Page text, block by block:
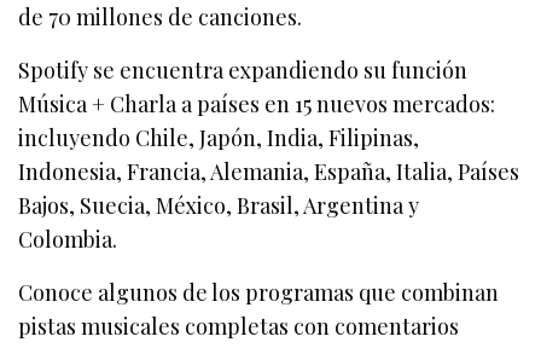
de 70 millones de canciones.
Spotify se encuentra expandiendo su función
Música + Charla a países en 15 nuevos mercados:
incluyendo Chile, Japón, India, Filipinas,
Indonesia, Francia, Alemania, España, Italia, Países
Bajos, Suecia, México, Brasil, Argentina y
Colombia.
Conoce algunos de los programas que combinan
pistas musicales completas con comentarios